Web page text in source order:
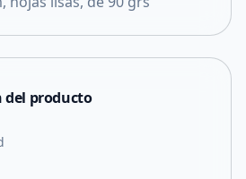
producto